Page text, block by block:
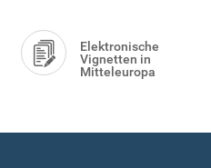
Elektronische
Vignetten in
Mitteleuropa